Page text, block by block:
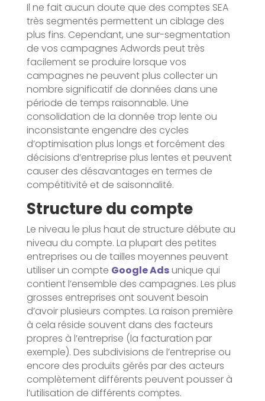
Il ne fait aucun doute que des comptes SEA
très segmentés permettent un ciblage des
plus fins. Cependant, une sur-segmentation
de vos campagnes Adwords peut très
facilement se produire lorsque vos
campagnes ne peuvent plus collecter un
nombre significatif de données dans une
période de temps raisonnable. Une
consolidation de la donnée trop lente ou
inconsistante engendre des cycles
d’optimisation plus longs et forcément des
décisions d’entreprise plus lentes et peuvent
causer des désavantages en termes de
compétitivité et de saisonnalité.
Structure du compte
Le niveau le plus haut de structure débute au
niveau du compte. La plupart des petites
entreprises ou de tailles moyennes peuvent
utiliser un compte Google Adsunique qui
contient l’ensemble des campagnes. Les plus
grosses entreprises ont souvent besoin
d’avoir plusieurs comptes. La raison première
à cela réside souvent dans des facteurs
propres à l’entreprise (la facturation par
exemple). Des subdivisions de l’entreprise ou
encore des produits gérés par des acteurs
complètement différents peuvent pousser à
l’utilisation de différents comptes.